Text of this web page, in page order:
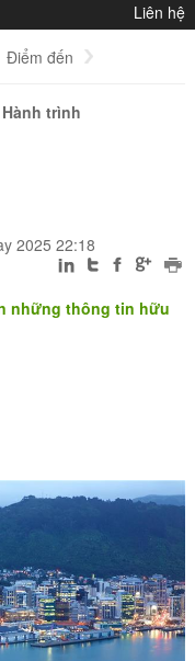
Liên hệ
Điểm đến
Hành trình
2025 22:18
những thông tin hữu